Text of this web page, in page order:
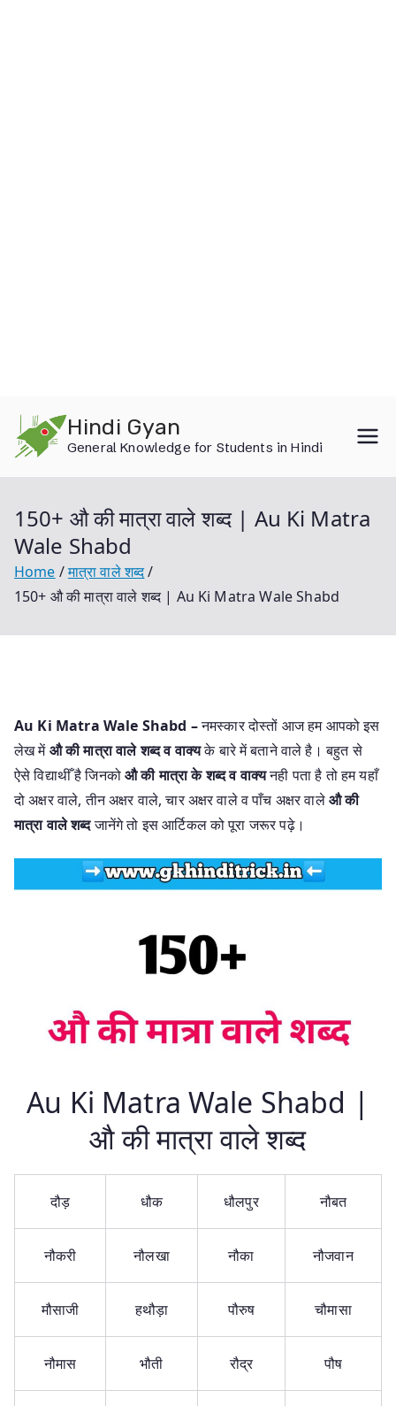
content
Hindi Gyan
General Knowledge for Students in Hindi
150+ औ की मात्रा वाले शब्द | Au Ki Matra
Wale Shabd
Home
मात्रा वाले शब्द
150+ औ की मात्रा वाले शब्द | Au Ki Matra Wale Shabd
Au Ki Matra Wale Shabd –नमस्कार दोस्तों आज हम आपको इस
लेख मेंऔ की मात्रा वाले शब्द व वाक्यके बारे में बताने वाले है। बहुत से
ऐसे विद्याथीँ है जिनकोऔ की मात्रा के शब्द व वाक्यनही पता है तो हम यहाँ
दो अक्षर वाले, तीन अक्षर वाले, चार अक्षर वाले व पाँच अक्षर वालेऔ की
मात्रा वाले शब्दजानेंगे तो इस आर्टिकल को पूरा जरूर पढ़े।
Au Ki Matra Wale Shabd |
औ की मात्रा वाले शब्द
दौड़ धौक धौलपुर नौबत
नौकरी नौलखा नौका नौजवान
मौसाजी हथौड़ा पौरुष चौमासा
नौमास भौती रौद्र पौष